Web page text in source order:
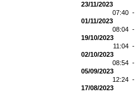
23/11/2023
07:40 -
01/11/2023
08:04 -
19/10/2023
11:04 -
02/10/2023
08:54 -
05/09/2023
12:24 -
17/08/2023